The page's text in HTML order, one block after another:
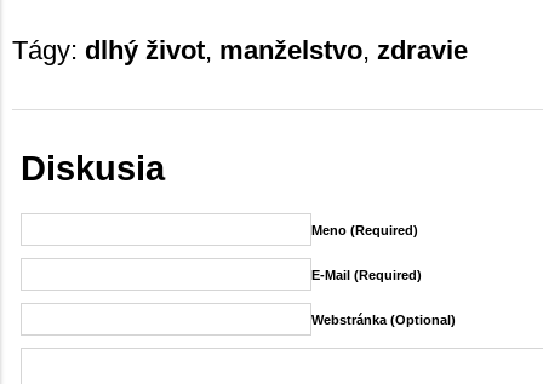
Tágy: dlhý život, manželstvo, zdravie
Diskusia
Meno (required)
E-Mail (required)
Webstránka (Optional)